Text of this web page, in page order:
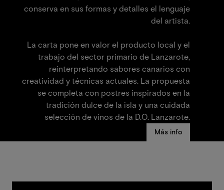
conserva en sus formas y detalles el lenguaje
del artista.
La carta pone en valor el producto local y el
trabajo del sector primario de Lanzarote,
reinterpretando sabores canarios con
creatividad y técnicas actuales. La propuesta
se completa con postres inspirados en la
tradición dulce de la isla y una cuidada
selección de vinos de la D.O. Lanzarote.
Más info